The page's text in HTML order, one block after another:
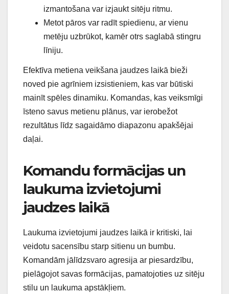
izmantošana var izjaukt sitēju ritmu.
Metot pāros var radīt spiedienu, ar vienu
metēju uzbrūkot, kamēr otrs saglabā stingru
līniju.
Efektīva metiena veikšana jaudzes laikā bieži
noved pie agrīniem izsistieniem, kas var būtiski
mainīt spēles dinamiku. Komandas, kas veiksmīgi
īsteno savus metienu plānus, var ierobežot
rezultātus līdz sagaidāmo diapazonu apakšējai
daļai.
Komandu formācijas un
laukuma izvietojumi
jaudzes laikā
Laukuma izvietojumi jaudzes laikā ir kritiski, lai
veidotu sacensību starp sitienu un bumbu.
Komandām jālīdzsvaro agresija ar piesardzību,
pielāgojot savas formācijas, pamatojoties uz sitēju
stilu un laukuma apstākļiem.